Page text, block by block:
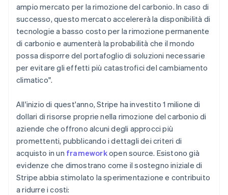
ampio mercato per la rimozione del carbonio. In caso di
successo, questo mercato accelererà la disponibilità di
tecnologie a basso costo per la rimozione permanente
di carbonio e aumenterà la probabilità che il mondo
possa disporre del portafoglio di soluzioni necessarie
per evitare gli effetti più catastrofici del cambiamento
climatico".
All'inizio di quest'anno, Stripe ha investito 1 milione di
dollari di risorse proprie nella rimozione del carbonio di
aziende che offrono alcuni degli approcci più
promettenti, pubblicando i dettagli dei criteri di
acquisto in un frameworkopen source. Esistono già
evidenze che dimostrano come il sostegno iniziale di
Stripe abbia stimolato la sperimentazione e contribuito
a ridurre i costi: